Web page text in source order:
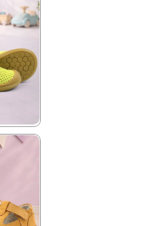
₺
Ücretsiz
Kargo
★ ★